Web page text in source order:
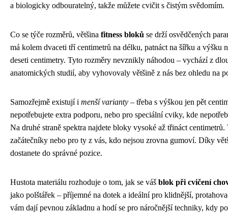
a biologicky odbouratelný, takže můžete cvičit s čistým svědomím.
Co se týče rozměrů, většina fitness bloků se drží osvědčených
má kolem dvaceti tří centimetrů na délku, patnáct na šířku a výšku
deseti centimetry. Tyto rozměry nevznikly náhodou – vychází z
anatomických studií, aby vyhovovaly většině z nás bez ohledu na
Samozřejmě existují i menší varianty – třeba s výškou jen pět
nepotřebujete extra podporu, nebo pro speciální cviky, kde
Na druhé straně spektra najdete bloky vysoké až třináct
začátečníky nebo pro ty z vás, kdo nejsou zrovna gumoví. Díky
dostanete do správné pozice.
Hustota materiálu rozhoduje o tom, jak se váš blok při cvičení
jako polštářek – příjemné na dotek a ideální pro klidnější,
vám dají pevnou základnu a hodí se pro náročnější techniky, kdy